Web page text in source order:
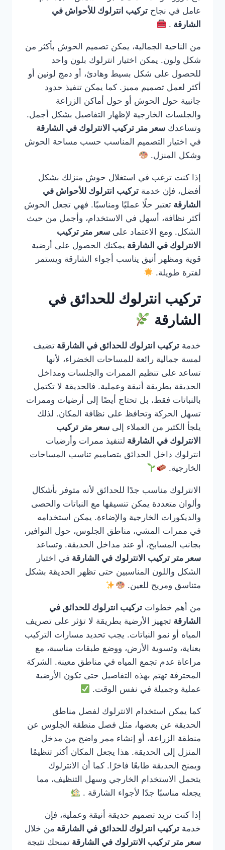
عامل في نجاح تركيب انترلوك للأحواش في
الشارقة .
من الناحية الجمالية، يمكن تصميم الحوش بأكثر من
شكل ولون. يمكن اختيار انترلوك بلون واحد
للحصول على شكل بسيط وهادئ، أو دمج لونين أو
أكثر لعمل تصميم مميز. كما يمكن تنفيذ حدود
جانبية حول الحوش أو حول أماكن الزراعة
والجلسات الخارجية لإظهار التفاصيل بشكل أجمل.
وتساعدك سعر متر تركيب الانترلوك في الشارقة
في اختيار التصميم المناسب حسب مساحة الحوش
وشكل المنزل.
إذا كنت ترغب في استغلال حوش منزلك بشكل
أفضل، فإن خدمة تركيب انترلوك للأحواش في
الشارقة تعتبر حلًا عمليًا ومناسبًا. فهي تجعل الحوش
أكثر نظافة، أسهل في الاستخدام، وأجمل من حيث
الشكل. ومع الاعتماد على سعر متر تركيب
الانترلوك في الشارقة يمكنك الحصول على أرضية
قوية ومظهر أنيق يناسب أجواء الشارقة ويستمر
لفترة طويلة.
تركيب انترلوك للحدائق في
الشارقة
خدمة تركيب انترلوك للحدائق في الشارقة تضيف
لمسة جمالية رائعة للمساحات الخضراء، لأنها
تساعد على تنظيم الممرات والجلسات ومداخل
الحديقة بطريقة أنيقة وعملية. فالحديقة لا تكتمل
بالنباتات فقط، بل تحتاج أيضًا إلى أرضيات وممرات
تسهل الحركة وتحافظ على نظافة المكان. لذلك
يلجأ الكثير من العملاء إلى سعر متر تركيب
الانترلوك في الشارقة لتنفيذ ممرات وأرضيات
انترلوك داخل الحدائق بتصاميم تناسب المساحات
الخارجية.
الانترلوك مناسب جدًا للحدائق لأنه متوفر بأشكال
وألوان متعددة يمكن تنسيقها مع النباتات والحصى
والديكورات الخارجية والإضاءة. يمكن استخدامه
في ممرات المشي، مناطق الجلوس، حول النوافير،
بجانب المسابح، أو عند مداخل الحديقة. وتساعد
سعر متر تركيب الانترلوك في الشارقة في اختيار
الشكل واللون المناسبين حتى تظهر الحديقة بشكل
متناسق ومريح للعين.
من أهم خطوات تركيب انترلوك للحدائق في
الشارقة تجهيز الأرضية بطريقة لا تؤثر على تصريف
المياه أو نمو النباتات. يجب تحديد مسارات التركيب
بعناية، وتسوية الأرض، ووضع طبقات مناسبة، مع
مراعاة عدم تجمع المياه في مناطق معينة. الشركة
المحترفة تهتم بهذه التفاصيل حتى تكون الأرضية
عملية وجميلة في نفس الوقت.
كما يمكن استخدام الانترلوك لفصل مناطق
الحديقة عن بعضها، مثل فصل منطقة الجلوس عن
منطقة الزراعة، أو إنشاء ممر واضح من مدخل
المنزل إلى الحديقة. هذا يجعل المكان أكثر تنظيمًا
ويمنح الحديقة طابعًا فاخرًا. كما أن الانترلوك
يتحمل الاستخدام الخارجي وسهل التنظيف، مما
يجعله مناسبًا جدًا لأجواء الشارقة .
إذا كنت تريد تصميم حديقة أنيقة وعملية، فإن
خدمة تركيب انترلوك للحدائق في الشارقة من خلال
سعر متر تركيب الانترلوك في الشارقة تمنحك نتيجة